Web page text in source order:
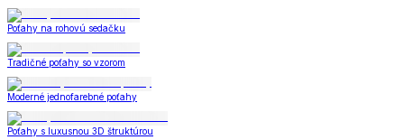
Poťahy na rohovú sedačku
Tradičné poťahy so vzorom
Moderné jednofarebné poťahy
Poťahy s luxusnou 3D štruktúrou